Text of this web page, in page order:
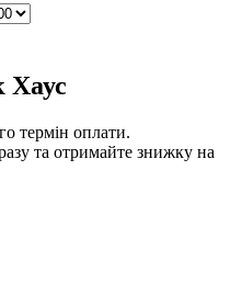
Хаус
термін оплати.
та отримайте знижку на